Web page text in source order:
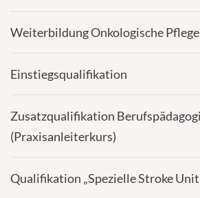
Weiterbildung Onkologische Pflege
Einstiegsqualifikation
Zusatzqualifikation
(Praxisanleiterkurs)
Qualifikation „Spezielle Stroke Unit